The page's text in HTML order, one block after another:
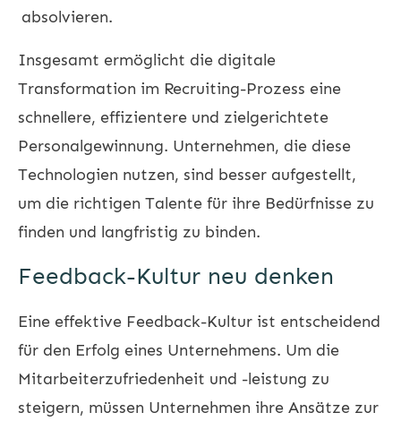
absolvieren.
Insgesamt ermöglicht die digitale
Transformation im Recruiting-Prozess eine
schnellere, effizientere und zielgerichtete
Personalgewinnung. Unternehmen, die diese
Technologien nutzen, sind besser aufgestellt,
um die richtigen Talente für ihre Bedürfnisse zu
finden und langfristig zu binden.
Feedback-Kultur neu denken
Eine effektive Feedback-Kultur ist entscheidend
für den Erfolg eines Unternehmens. Um die
Mitarbeiterzufriedenheit und -leistung zu
steigern, müssen Unternehmen ihre Ansätze zur